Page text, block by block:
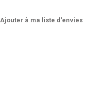
Ajouter à ma liste d'envies